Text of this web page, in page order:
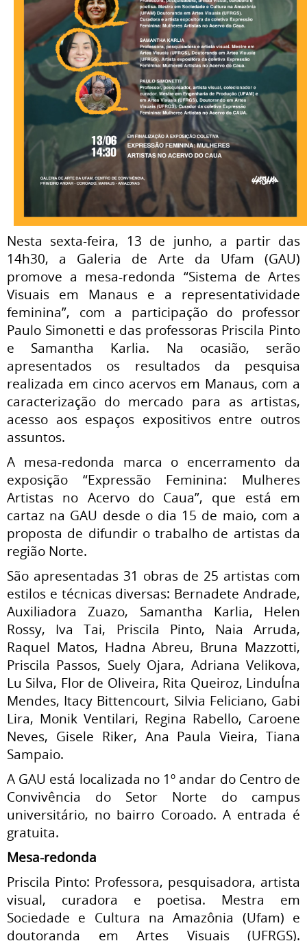
Nesta sexta-feira, 13 de junho, a partir das
14h30, a Galeria de Arte da Ufam (GAU)
promove a mesa-redonda “Sistema de Artes
Visuais em Manaus e a representatividade
feminina”, com a participação do professor
Paulo Simonetti e das professoras Priscila Pinto
e Samantha Karlia. Na ocasião, serão
apresentados os resultados da pesquisa
realizada em cinco acervos em Manaus, com a
caracterização do mercado para as artistas,
acesso aos espaços expositivos entre outros
assuntos.
A mesa-redonda marca o encerramento da
exposição “Expressão Feminina: Mulheres
Artistas no Acervo do Caua”, que está em
cartaz na GAU desde o dia 15 de maio, com a
proposta de difundir o trabalho de artistas da
região Norte.
São apresentadas 31 obras de 25 artistas com
estilos e técnicas diversas: Bernadete Andrade,
Auxiliadora Zuazo, Samantha Karlia, Helen
Rossy, Iva Tai, Priscila Pinto, Naia Arruda,
Raquel Matos, Hadna Abreu, Bruna Mazzotti,
Priscila Passos, Suely Ojara, Adriana Velikova,
Lu Silva, Flor de Oliveira, Rita Queiroz, LinduÍna
Mendes, Itacy Bittencourt, Silvia Feliciano, Gabi
Lira, Monik Ventilari, Regina Rabello, Caroene
Neves, Gisele Riker, Ana Paula Vieira, Tiana
Sampaio.
A GAU está localizada no 1º andar do Centro de
Convivência do Setor Norte do campus
universitário, no bairro Coroado. A entrada é
gratuita.
Mesa-redonda
Priscila Pinto: Professora, pesquisadora, artista
visual, curadora e poetisa. Mestra em
Sociedade e Cultura na Amazônia (Ufam) e
doutoranda em Artes Visuais (UFRGS).